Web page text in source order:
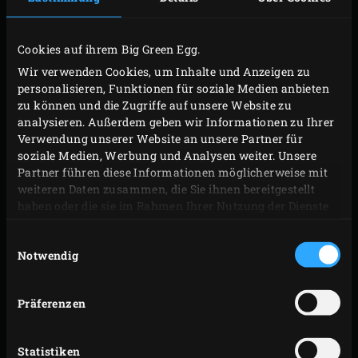
Cookies auf ihrem Big Green Egg.
Wir verwenden Cookies, um Inhalte und Anzeigen zu
personalisieren, Funktionen für soziale Medien anbieten
zu können und die Zugriffe auf unsere Website zu
analysieren. Außerdem geben wir Informationen zu Ihrer
Verwendung unserer Website an unsere Partner für
soziale Medien, Werbung und Analysen weiter. Unsere
Partner führen diese Informationen möglicherweise mit
weiteren Daten zusammen, die Sie ihnen bereitgestellt
haben oder die sie im Rahmen Ihrer Nutzung der Dienste
Notwendig
Präferenzen
Statistiken
Kühlschrank marinieren lassen.
ZUBEREITUNG
DieGrillplankeaus Holz 30 Minuten in ausreichend
Wasser einweichen. Die Holzkohleim Big Green Egg
anzünden und mit eingesetztemRostauf 170 ºC
erhitzen.
Das Grillbrett trocken tupfen und die Lachswürfel
Minuten räuchern lassen, bis er eine
Temperatur kann mit dem Digitalthermometer
Korianderblätter vom zweiten Zweig abzupfen und